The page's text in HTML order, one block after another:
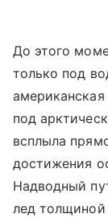
До этого
только под
под
всплыла
достижения
Надводный
лед толщиной